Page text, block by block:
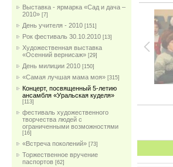
Выставка - ярмарка «Сад и дача –
2010» [7]
День учителя - 2010 [151]
Рок фестиваль 30.10.2010 [13]
Художественная выставка
«Осенний вернисаж» [29]
День милиции 2010 [150]
«Самая лучшая мама моя» [315]
Концерт, посвященный 5-летию
ансамбля «Уральская куделя»
[113]
фестиваль художественного
творчества людей с
ограниченными возможностями
[16]
«Встреча поколений» [73]
Торжественное вручение
паспортов [62]